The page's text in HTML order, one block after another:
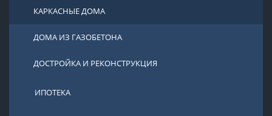
КАРКАСНЫЕ ДОМА
ДОМА ИЗ ГАЗОБЕТОНА
ДОСТРОЙКА И РЕКОНСТРУКЦИЯ
ИПОТЕКА